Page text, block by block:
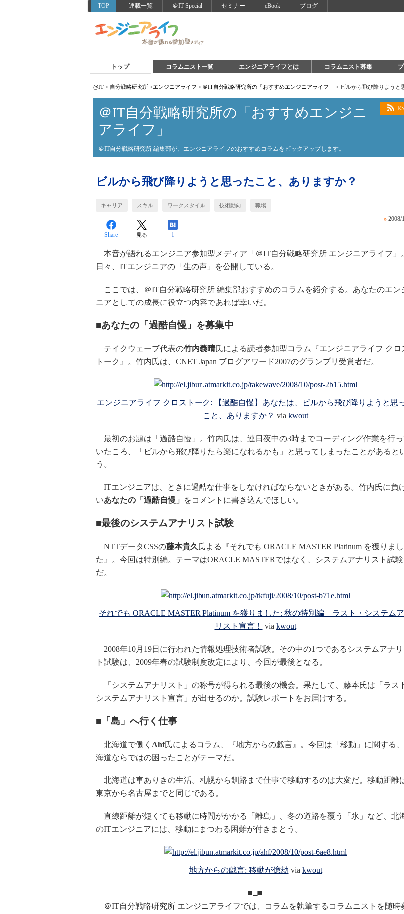
TOP 連載一覧 ＠IT Special セミナー eBook ブログ
トップ コラムニスト一覧 エンジニアライフとは コラムニスト募集
@IT > 自分戦略研究所 >エンジニアライフ > ＠IT自分戦略研究所の「おすすめエンジニアライフ」 > ビルから飛び降りようと
＠IT自分戦略研究所の「おすすめエンジニ
アライフ」
＠IT自分戦略研究所 編集部が、エンジニアライフのおすすめコラムをピックアップします。
ビルから飛び降りようと思ったこと、ありますか？
キャリア スキル ワークスタイル 技術動向 職場
» 2008/
Share 見る 1
本音が語れるエンジニア参加型メディア「＠IT自分戦略研究所 エンジニアライフ」。
日々、ITエンジニアの「生の声」を公開している。
ここでは、＠IT自分戦略研究所 編集部おすすめのコラムを紹介する。あなたのエン
ニアとしての成長に役立つ内容であれば幸いだ。
■あなたの「過酷自慢」を募集中
テイクウェーブ代表の竹内義晴氏による読者参加型コラム『エンジニアライフ クロ
トーク』。竹内氏は、CNET Japan ブログアワード2007のグランプリ受賞者だ。
エンジニアライフ クロストーク: 【過酷自慢】あなたは、ビルから飛び降りようと思
こと、ありますか？ via kwout
最初のお題は「過酷自慢」。竹内氏は、連日夜中の3時までコーディング作業を行っ
いたころ、「ビルから飛び降りたら楽になれるかも」と思ってしまったことがあると
う。
ITエンジニアは、ときに過酷な仕事をしなければならないときがある。竹内氏に負
いあなたの「過酷自慢」 をコメントに書き込んでほしい。
■最後のシステムアナリスト試験
NTTデータCSSの藤本貴久 氏よる『それでも ORACLE MASTER Platinum を獲りまし
た』。今回は特別編。テーマはORACLE MASTERではなく、システムアナリスト試験
だ。
それでも ORACLE MASTER Platinum を獲りました: 秋の特別編 ラスト・システム
リスト宣言！
via kwout
2008年10月19日に行われた情報処理技術者試験。その中の1つであるシステムアナリ
ト試験は、2009年春の試験制度改定により、今回が最後となる。
「システムアナリスト」の称号が得られる最後の機会。果たして、藤本氏は「ラス
システムアナリスト宣言」が出せるのか。試験レポートをお届けする。
■「島」へ行く仕事
北海道で働く Ahf氏によるコラム、『地方からの戯言』。今回は「移動」に関する
海道ならではの困ったことがテーマだ。
北海道は車ありきの生活。札幌から釧路まで仕事で移動するのは大変だ。移動距離
東京から名古屋までと同じである。
直線距離が短くても移動に時間がかかる「離島」、冬の道路を覆う「氷」など、北
のITエンジニアには、移動にまつわる困難が付きまとう。
地方からの戯言: 移動が億劫 via kwout
■□■
＠IT自分戦略研究所 エンジニアライフでは、コラムを執筆するコラムニストを随時